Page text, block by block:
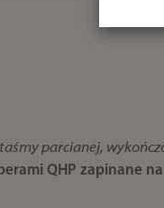
parcianej,
QHP zapinane